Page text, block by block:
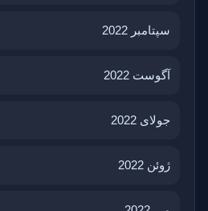
سپتامبر 2022
آگوست 2022
جولای 2022
ژوئن 2022